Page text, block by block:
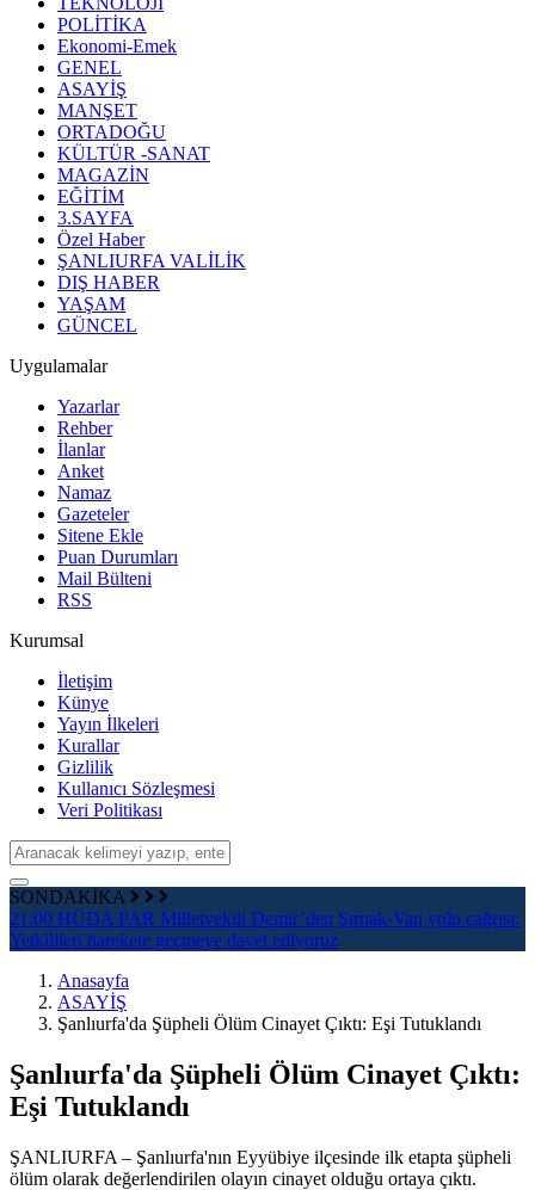
POLİTİKA
Ekonomi-Emek
GENEL
ASAYİŞ
MANŞET
ORTADOĞU
KÜLTÜR -SANAT
MAGAZİN
EĞİTİM
3.SAYFA
Özel Haber
ŞANLIURFA VALİLİK
DIŞ HABER
YAŞAM
GÜNCEL
Uygulamalar
Yazarlar
Rehber
İlanlar
Anket
Namaz
Gazeteler
Sitene Ekle
Puan Durumları
Mail Bülteni
RSS
Kurumsal
İletişim
Künye
Yayın İlkeleri
Kurallar
Gizlilik
Kullanıcı Sözleşmesi
Veri Politikası
SONDAKİKA
21:00 HÜDA PAR Milletvekili Demir’den Şırnak-Van yolu çağrısı:
Yetkilileri harekete geçmeye davet ediyoruz
Anasayfa
ASAYİŞ
Şanlıurfa'da Şüpheli Ölüm Cinayet Çıktı: Eşi Tutuklandı
Şanlıurfa'da Şüpheli Ölüm Cinayet Çıktı:
Eşi Tutuklandı
ŞANLIURFA – Şanlıurfa'nın Eyyübiye ilçesinde ilk etapta şüpheli
ölüm olarak değerlendirilen olayın cinayet olduğu ortaya çıktı.